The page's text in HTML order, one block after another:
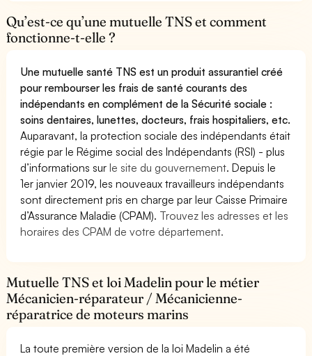
Qu’est-ce qu’une mutuelle TNS et comment
fonctionne-t-elle ?
Une mutuelle santé TNS est un produit assurantiel créé
pour rembourser les frais de santé courants des
indépendants en complément de la Sécurité sociale :
soins dentaires, lunettes, docteurs, frais hospitaliers, etc.
Auparavant, la protection sociale des indépendants était
régie par le Régime social des Indépendants (RSI) - plus
d’informations surle site du gouvernement. Depuis le
1er janvier 2019, les nouveaux travailleurs indépendants
sont directement pris en charge par leur Caisse Primaire
d’Assurance Maladie (CPAM). Trouvez les adresses et les
horaires des CPAM de votre département.
Mutuelle TNS et loi Madelin pour le métier
Mécanicien-réparateur / Mécanicienne-
réparatrice de moteurs marins
La toute première version de la loi Madelin a été